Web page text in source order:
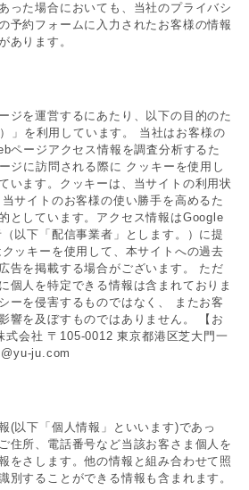
った場合においても、当社のプライバシ
予約フォームに入力されたお客様の情報
あります。
ジを運営するにあたり、以下の目的のた
」を利用しています。 当社はお客様の
ページアクセス情報を調査分析するた
ジに訪問される際に クッキーを使用し
います。クッキーは、当サイトの利用状
サイトのお客様の使い勝手を高めるた
としています。アクセス情報はGoogle
以下「配信事業者」とします。）に提
ッキーを使用して、本サイトへの過去
告を掲載する場合がございます。 ただ
個人を特定できる情報は含まれておりま
ーを侵害するものではなく、 またお客
響を及ぼすものではありません。 【お
式会社 〒105-0012 東京都港区芝大門一
ju.com
(以下「個人情報」といいます)であっ
住所、電話番号など当該お客さま個人を
をさします。他の情報と組み合わせて照
別することができる情報も含まれます。